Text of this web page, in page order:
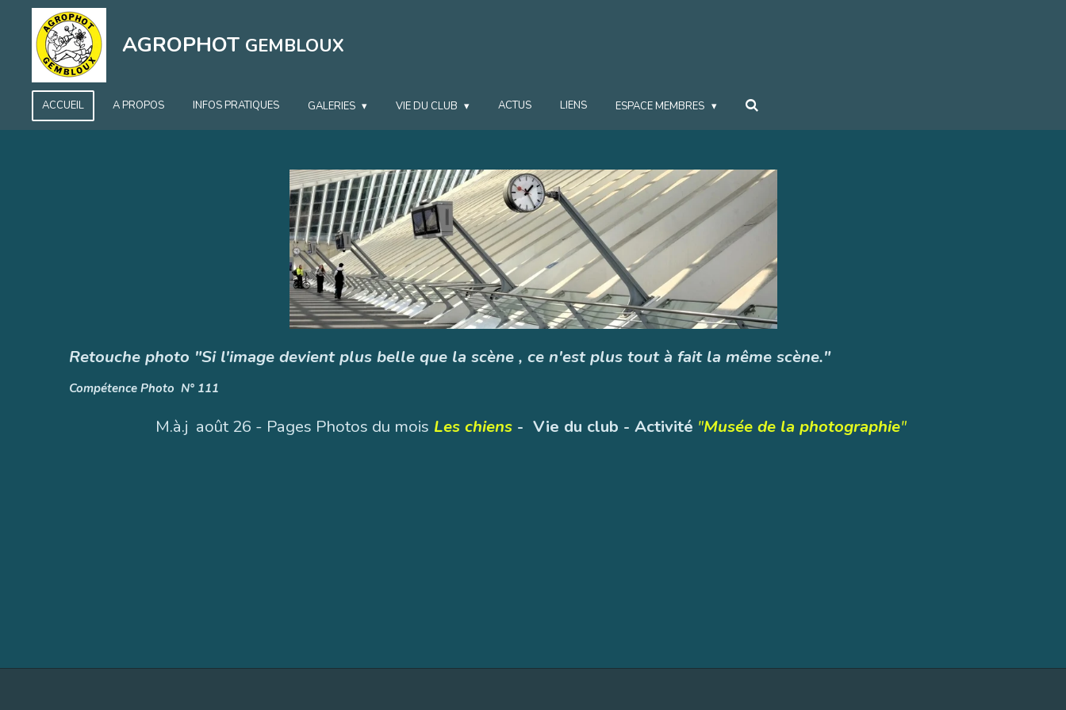
contenu
principal
AGROPHOT GEMBLOUX
ACCUEIL A PROPOS INFOS PRATIQUES GALERIES VIE DU CLUB ACTUS LIENS ESPACE MEMBRES
Retouche photo "Si l'image devient plus belle que la scène , ce n'est plus tout à fait la même scène."
Compétence Photo N° 111
M.à.j août 26 - Pages Photos du mois Les chiens - Vie du club - Activité "Musée de la photographie"